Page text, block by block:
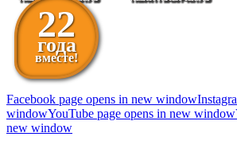
22
года
вместе!
Facebook page opens in new window
windowYouTube page opens in new window
new window